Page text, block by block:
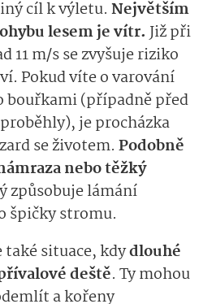
cíl k výletu. Největším
lesem je vítr. Již při
11 m/s se zvyšuje riziko
Pokud víte o varování
bouřkami (případně před
je procházka
se životem. Podobně
nebo těžký
způsobuje lámání
špičky stromu.
situace, kdydlouhé
deště. Ty mohou
a kořeny